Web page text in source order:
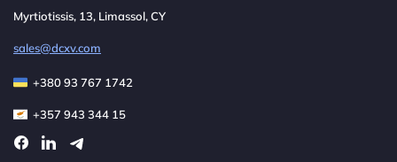
Myrtiotissis, 13, Limassol, CY
sales@dcxv.com
+380 93 767 1742
+357 943 344 15